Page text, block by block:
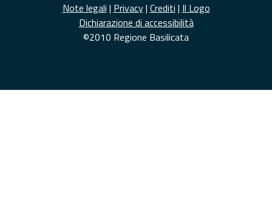
Note legali | Privacy| Crediti | Il Logo
Dichiarazione di accessibilità
©2010 Regione Basilicata